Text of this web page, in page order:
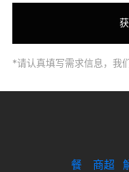
*请认真填写需求信息，我
餐
商超